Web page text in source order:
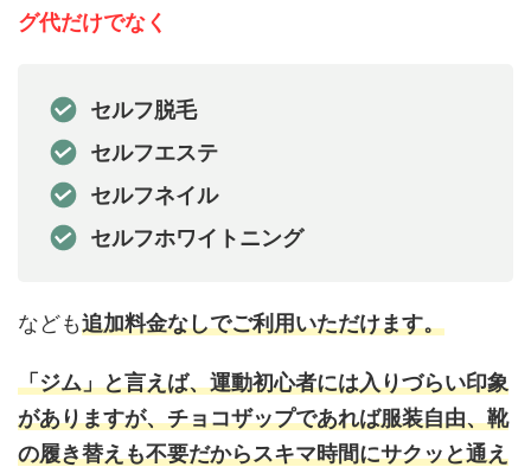
グ代だけでなく
セルフ脱毛
セルフエステ
セルフネイル
セルフホワイトニング
なども追加料金なしでご利用いただけます。
「ジム」と言えば、運動初心者には入りづらい印象
がありますが、チョコザップであれば服装自由、靴
の履き替えも不要だからスキマ時間にサクッと通え